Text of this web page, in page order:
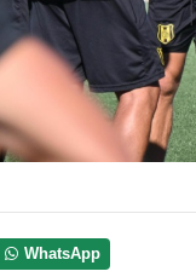
WhatsApp